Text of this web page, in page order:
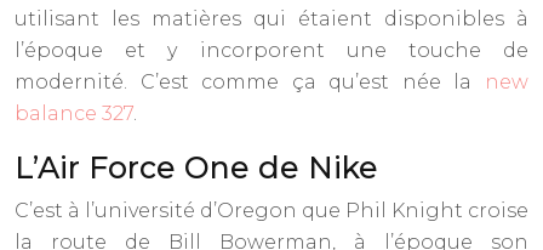
utilisant les matières qui étaient disponibles à
l’époque et y incorporent une touche de
modernité. C’est comme ça qu’est née la
new
balance 327.
L’Air Force One de Nike
C’est à l’université d’Oregon que Phil Knight croise
la route de Bill Bowerman, à l’époque son